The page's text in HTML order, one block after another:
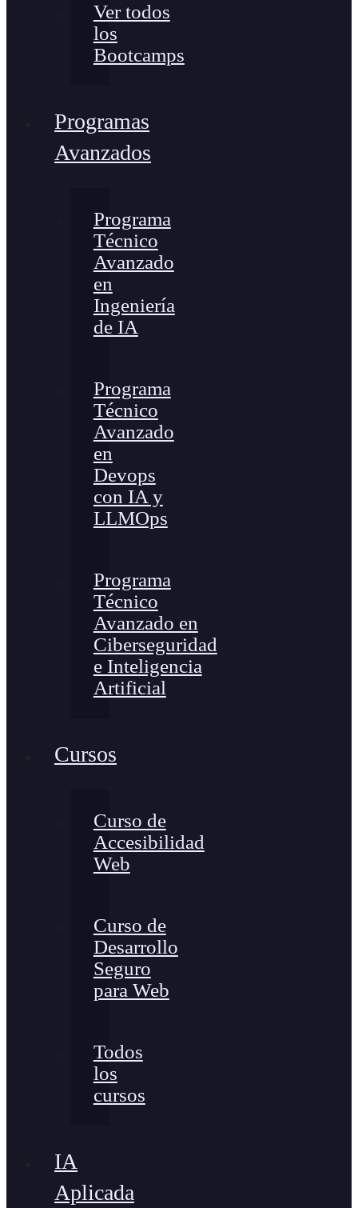
Ver todos
los
Bootcamps
Programas
Avanzados
Programa
Técnico
Avanzado
en
Ingeniería
de IA
Programa
Técnico
Avanzado
en
Devops
con IA y
LLMOps
Programa
Técnico
Avanzado en
Ciberseguridad
e Inteligencia
Artificial
Cursos
Curso de
Accesibilidad
Web
Curso de
Desarrollo
Seguro
para Web
Todos
los
cursos
IA
Aplicada